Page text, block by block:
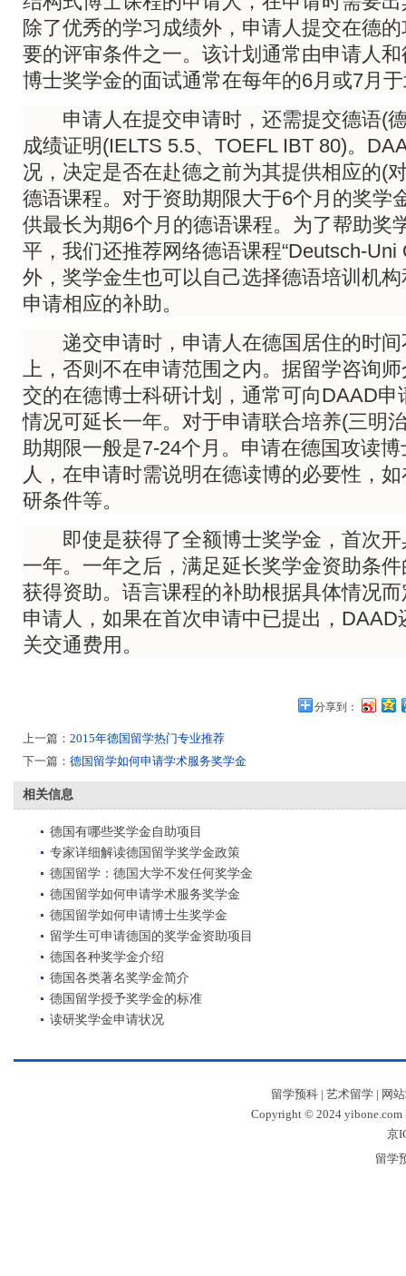
除了优秀的学习成绩外，申请人提交在德
要的评审条件之一。该计划通常由申请人
博士奖学金的面试通常在每年的6月或7月
申请人在提交申请时，还需提交德语(
成绩证明(IELTS 5.5、TOEFL IBT 80)。
况，决定是否在赴德之前为其提供相应的(
德语课程。对于资助期限大于6个月的奖学
供最长为期6个月的德语课程。为了帮助奖
平，我们还推荐网络德语课程“Deutsch-Uni
外，奖学金生也可以自己选择德语培训机
申请相应的补助。
递交申请时，申请人在德国居住的时间
上，否则不在申请范围之内。据留学咨询
交的在德博士科研计划，通常可向DAAD申
情况可延长一年。对于申请联合培养(三明
助期限一般是7-24个月。申请在德国攻读
人，在申请时需说明在德读博的必要性，
研条件等。
即使是获得了全额博士奖学金，首次开
一年。一年之后，满足延长奖学金资助条
获得资助。语言课程的补助根据具体情况
申请人，如果在首次申请中已提出，DAAD
关交通费用。
分享到：
上一篇： 2015年德国留学热门专业推荐
下一篇： 德国留学如何申请学术服务奖学金
相关信息
德国有哪些奖学金自助项目
专家详细解读德国留学奖学金政策
德国留学：德国大学不发任何奖学金
德国留学如何申请学术服务奖学金
德国留学如何申请博士生奖学金
留学生可申请德国的奖学金资助项目
德国各种奖学金介绍
德国各类著名奖学金简介
德国留学授予奖学金的标准
读研奖学金申请状况
留学预科| 艺术留学| 网
Copyright © 2024 yibone.com
京
留学